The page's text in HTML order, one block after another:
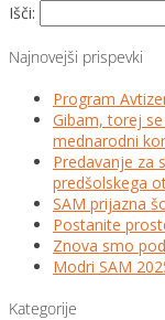
Išči:
Najnovejši prispevki
Program
Gibam, torej
mednarodni
Predavanje za
predšolskega
SAM prijazna
Postanite
Znova smo
Modri SAM
Kategorije